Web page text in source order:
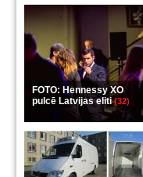
FOTO: Hennessy XO
pulcē Latvijas eliti(32)